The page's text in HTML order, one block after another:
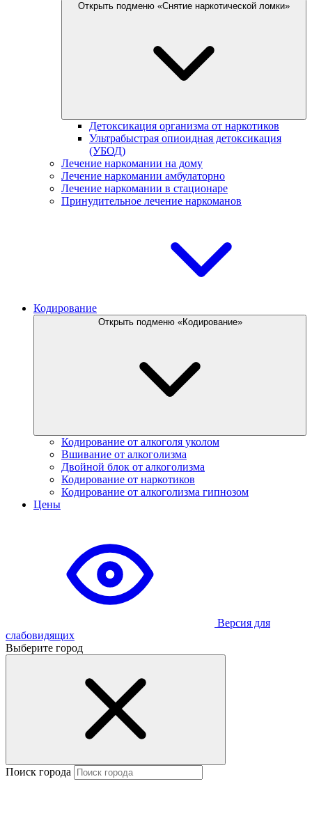
Открыть подменю «Снятие наркотической ломки»
Детоксикация организма от наркотиков
Ультрабыстрая опиоидная детоксикация
(УБОД)
Лечение наркомании на дому
Лечение наркомании амбулаторно
Лечение наркомании в стационаре
Принудительное лечение наркоманов
Кодирование
Открыть подменю «Кодирование»
Кодирование от алкоголя уколом
Вшивание от алкоголизма
Двойной блок от алкоголизма
Кодирование от наркотиков
Кодирование от алкоголизма гипнозом
Цены
Версия для
слабовидящих
Выберите город
Поиск города